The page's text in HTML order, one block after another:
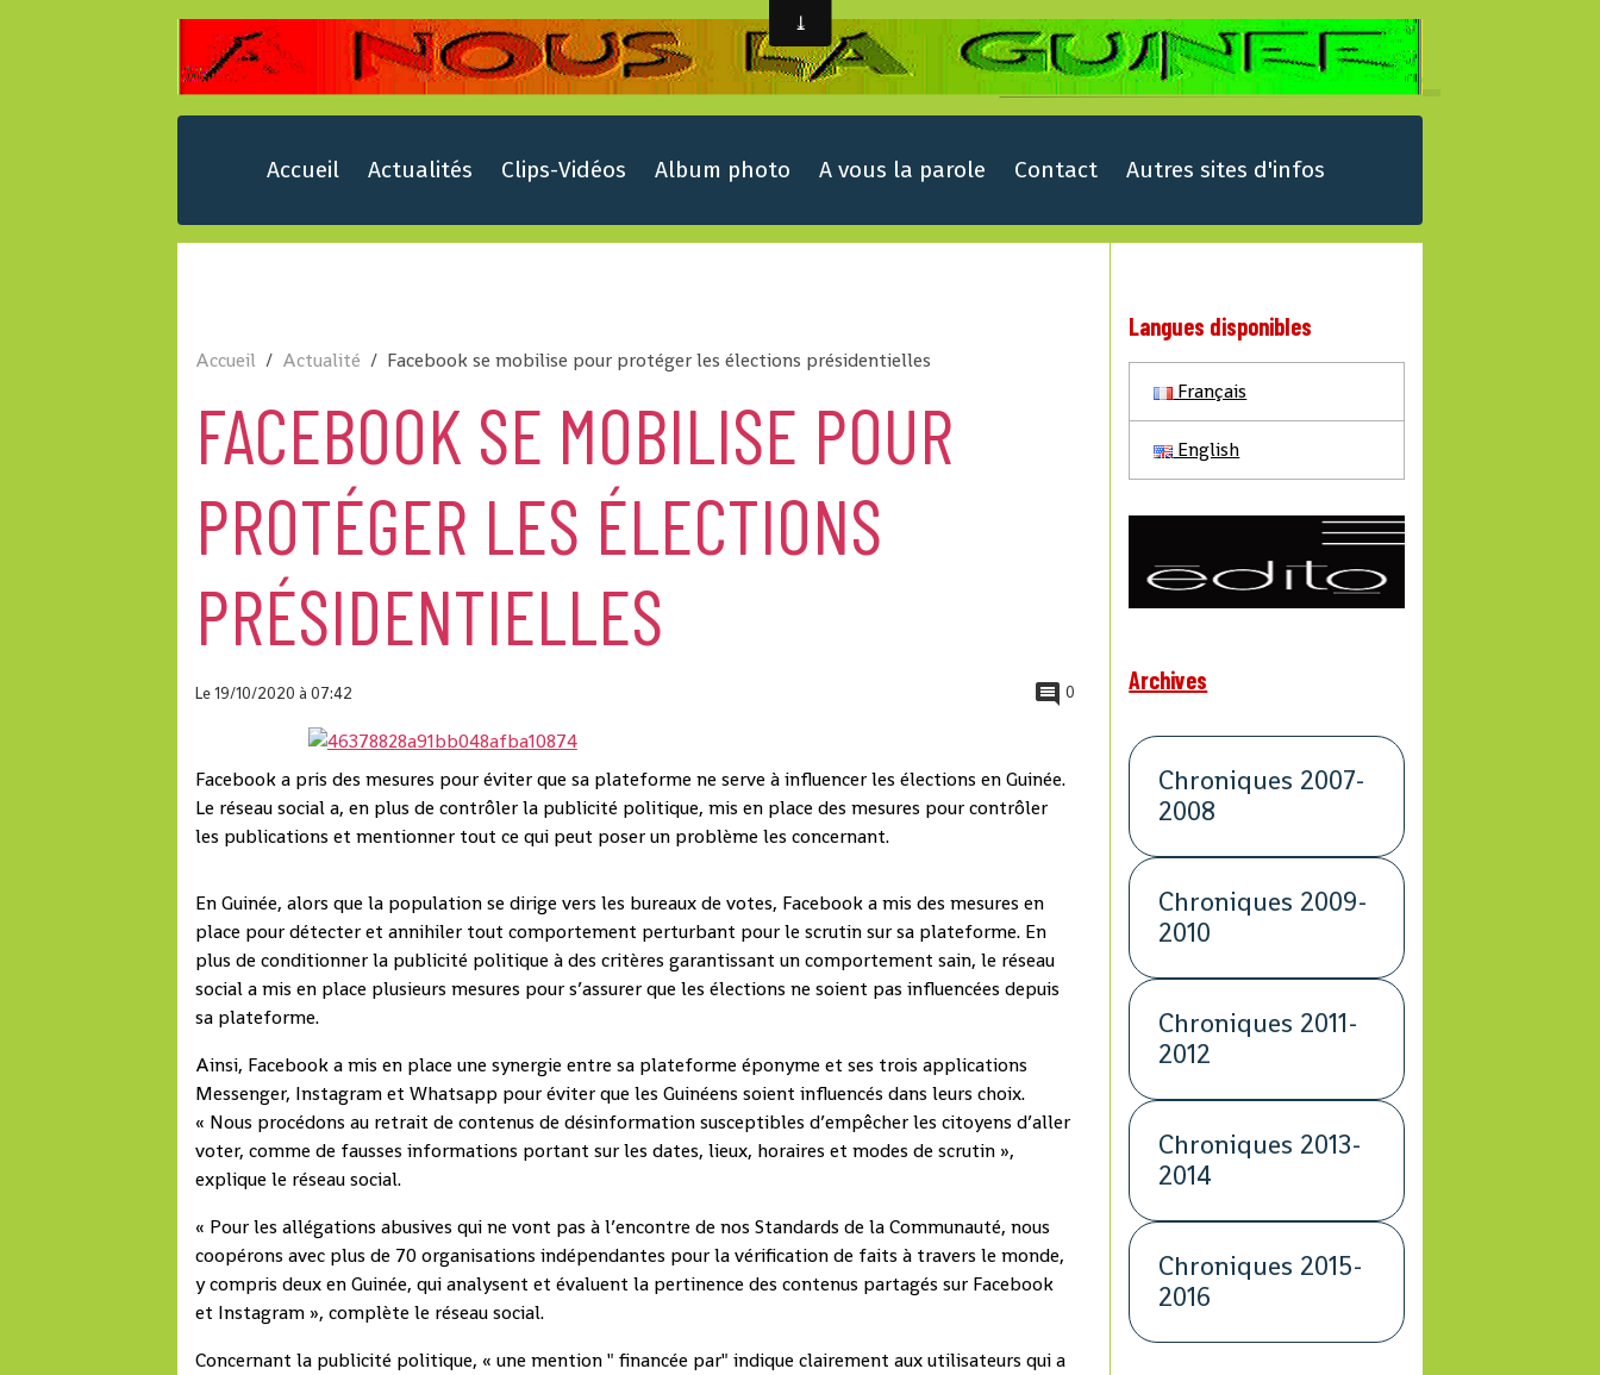
Accueil Actualités Clips-Vidéos Album photo A vous la parole Contact Autres sites d'infos
Accueil Actualité Facebook se mobilise pour protéger les élections présidentielles
FACEBOOK SE MOBILISE POUR
PROTÉGER LES ÉLECTIONS
PRÉSIDENTIELLES
Le 19/10/2020à 07:42 0
Facebook a pris des mesures pour éviter que sa plateforme ne serve à influencer les élections en Guinée.
Le réseau social a, en plus de contrôler la publicité politique, mis en place des mesures pour contrôler
les publications et mentionner tout ce qui peut poser un problème les concernant.
En Guinée, alors que la population se dirige vers les bureaux de votes, Facebook a mis des mesures en
place pour détecter et annihiler tout comportement perturbant pour le scrutin sur sa plateforme. En
plus de conditionner la publicité politique à des critères garantissant un comportement sain, le réseau
social a mis en place plusieurs mesures pour s’assurer que les élections ne soient pas influencées depuis
sa plateforme.
Ainsi, Facebook a mis en place une synergie entre sa plateforme éponyme et ses trois applications
Messenger, Instagram et Whatsapp pour éviter que les Guinéens soient influencés dans leurs choix.
« Nous procédons au retrait de contenus de désinformation susceptibles d’empêcher les citoyens d’aller
voter, comme de fausses informations portant sur les dates, lieux, horaires et modes de scrutin »,
explique le réseau social.
« Pour les allégations abusives qui ne vont pas à l’encontre de nos Standards de la Communauté, nous
coopérons avec plus de 70 organisations indépendantes pour la vérification de faits à travers le monde,
y compris deux en Guinée, qui analysent et évaluent la pertinence des contenus partagés sur Facebook
et Instagram », complète le réseau social.
Concernant la publicité politique, « une mention " financée par" indique clairement aux utilisateurs qui a
Langues disponibles
Français
English
Archives
Chroniques 2007-
2008
Chroniques 2009-
2010
Chroniques 2011-
2012
Chroniques 2013-
2014
Chroniques 2015-
2016